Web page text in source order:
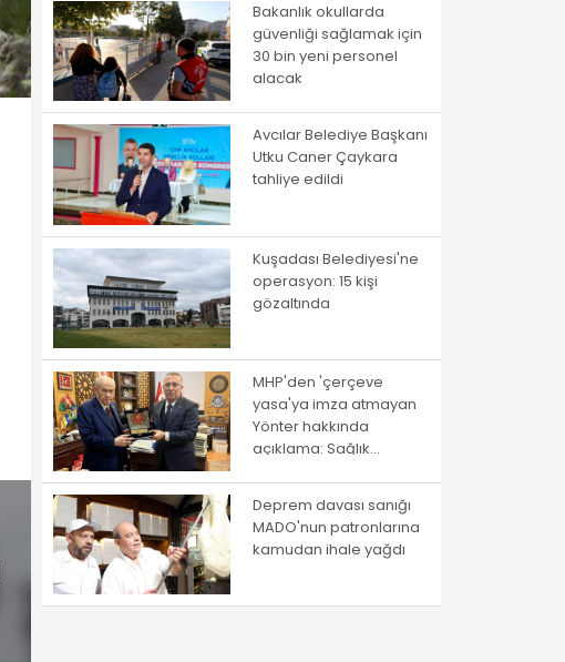
Bakanlık okullarda
güvenliği sağlamak için
30 bin yeni personel
alacak
Avcılar Belediye Başkanı
Utku Caner Çaykara
tahliye edildi
Kuşadası Belediyesi'ne
operasyon: 15 kişi
gözaltında
MHP'den 'çerçeve
yasa'ya imza atmayan
Yönter hakkında
açıklama: Sağlık
Deprem davası sanığı
MADO'nun patronlarına
kamudan ihale yağdı